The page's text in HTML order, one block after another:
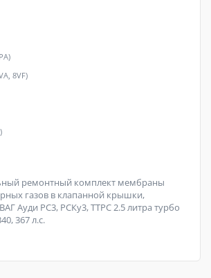
8VF)
ремонтный комплект мембраны
газов в клапанной крышки,
Ауди РС3, РСКу3, ТТРС 2.5 литра турбо
367 л.с.